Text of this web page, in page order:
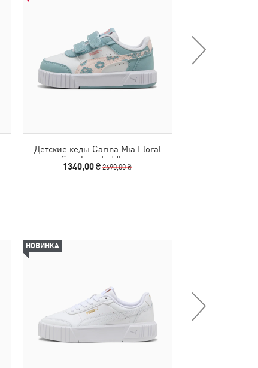
Детские кеды Carina Mia Floral
Sneakers Toddlers
1340,00 ₴2690,00 ₴
НОВИНКА